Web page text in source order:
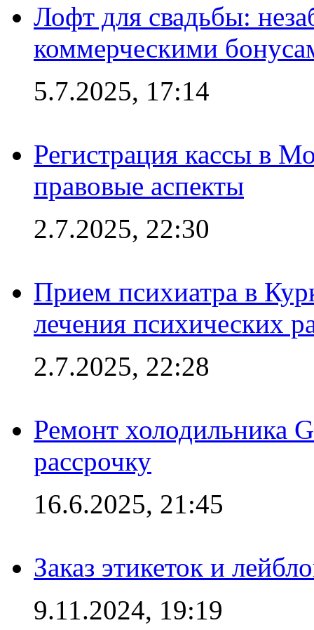
Лофт для свадьбы:
коммерческими
5.7.2025, 17:14
Регистрация кассы в
правовые аспекты
2.7.2025, 22:30
Прием психиатра в
лечения психических
2.7.2025, 22:28
Ремонт холодильника
рассрочку
16.6.2025, 21:45
Заказ этикеток и
9.11.2024, 19:19